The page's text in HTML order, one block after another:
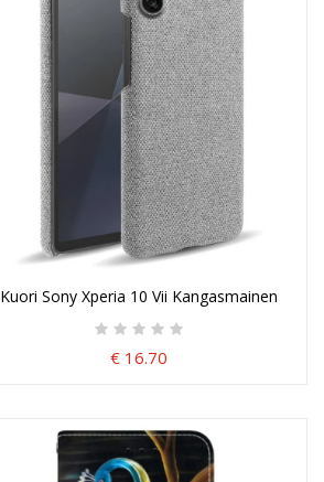
Kuori Sony Xperia 10 Vii Kangasmainen
€ 16.70